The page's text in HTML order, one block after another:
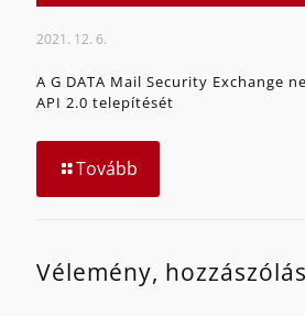
2021. 12. 6.
A G DATA Mail Security Exchange
API 2.0 telepítését
Tovább
Vélemény,